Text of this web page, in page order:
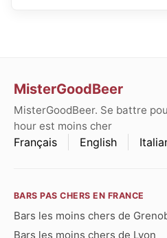
MisterGoodBeer
MisterGoodBeer. Se battre
hour est moins cher
Français English
BARS PAS CHERS EN FRANCE
Bars les moins chers de
Bars les moins chers de Lyon